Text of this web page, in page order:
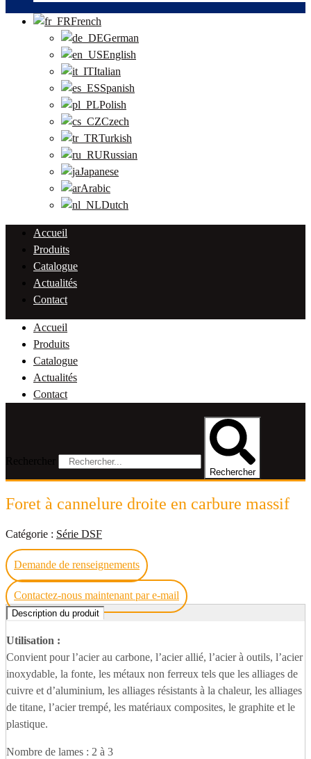
French
German
English
Italian
Spanish
Polish
Czech
Turkish
Russian
Japanese
Arabic
Dutch
Accueil
Produits
Catalogue
Actualités
Contact
Accueil
Produits
Catalogue
Actualités
Contact
Rechercher
Foret à cannelure droite en carbure massif
Catégorie : Série DSF
Demande de renseignements
Contactez-nous maintenant par e-mail
Description du produit
Utilisation :
Convient pour l’acier au carbone, l’acier allié, l’acier à outils, l’acier
inoxydable, la fonte, les métaux non ferreux tels que les alliages de
cuivre et d’aluminium, les alliages résistants à la chaleur, les alliages
de titane, l’acier trempé, les matériaux composites, le graphite et le
plastique.
Nombre de lames : 2 à 3